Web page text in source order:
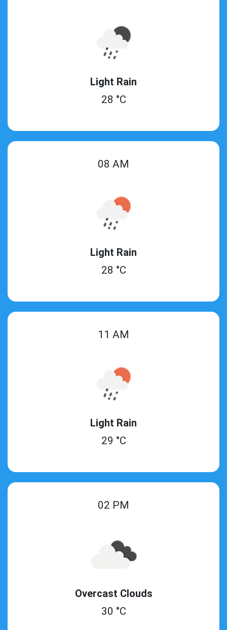
Light Rain
28 °C
08 AM
Light Rain
28 °C
11 AM
Light Rain
29 °C
02 PM
Overcast Clouds
30 °C